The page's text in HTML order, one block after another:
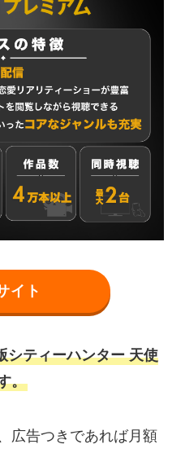
イト
シティーハンター 天使
。
広告つきであれば月額